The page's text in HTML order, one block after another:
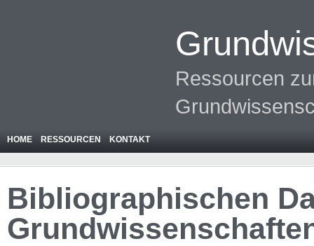
Ressourcen
HOME RESSOURCEN KONTAKT
Bibliographischen